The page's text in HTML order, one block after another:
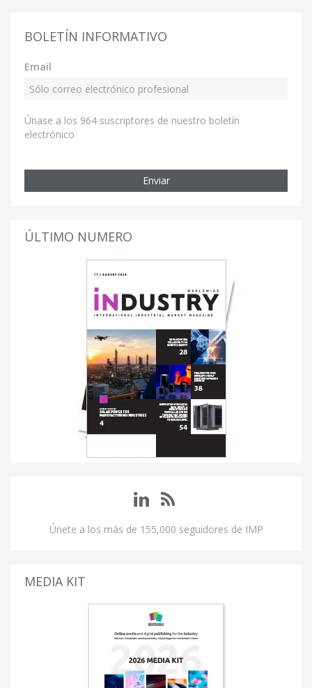
BOLETÍN INFORMATIVO
Email
Únase a los 964 suscriptores de nuestro boletín
electrónico
Enviar
ÚLTIMO NUMERO
Únete a los más de 155,000 seguidores de IMP
MEDIA KIT